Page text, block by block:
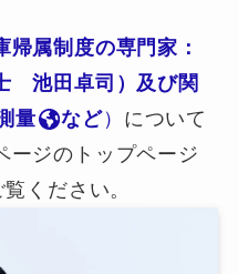
属制度の専門家：
池田卓司）及び関
量 など） について
ージのトップページ
ください。